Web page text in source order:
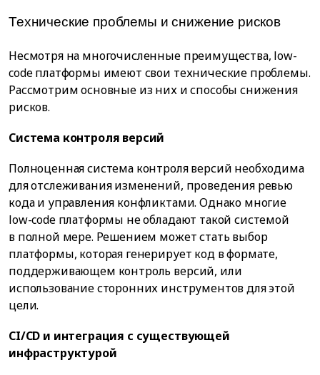
Технические проблемы и снижение рисков
Несмотря на многочисленные преимущества, low-
code платформы имеют свои технические проблемы.
Рассмотрим основные из них и способы снижения
рисков.
Система контроля версий
Полноценная система контроля версий необходима
для отслеживания изменений, проведения ревью
кода и управления конфликтами. Однако многие
low-code платформы не обладают такой системой
в полной мере. Решением может стать выбор
платформы, которая генерирует код в формате,
поддерживающем контроль версий, или
использование сторонних инструментов для этой
цели.
CI/CD и интеграция с существующей
инфраструктурой